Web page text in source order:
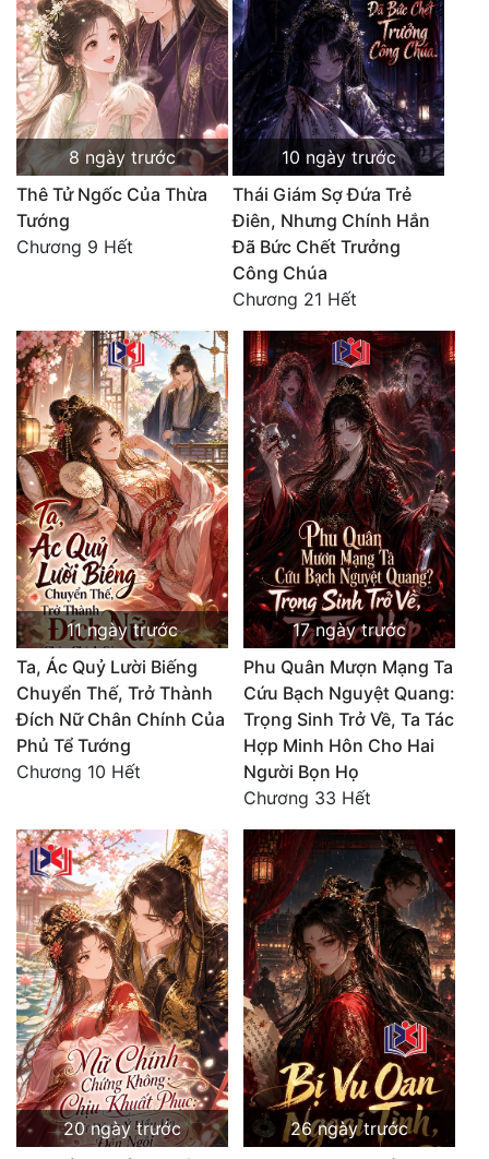
Quân Sự
Sảng Văn
Sắc
Sủng
Thanh Xuân
Tiên Hiệp
Trinh Thám
Triều Đấu
Trùng Sinh
Trọng Sinh
Tu Chân
Tu Tiên
Tội Phạm
Vô Địch
Võ Hiệp
Võng Du
Xuyên Không
Xuyên Sách
Xuyên Thư
Điền Văn
Đô Thị
Đông Phương
Đông Phương Huyền Huyễn
Đồng Nhân
8 ngày trước
Thê Tử Ngốc Của Thừa
Tướng
Chương 9 Hết
10 ngày trước
Thái Giám Sợ Đứa Trẻ
Điên, Nhưng Chính Hắn
Đã Bức Chết Trưởng
Công Chúa
Chương 21 Hết
11 ngày trước
Ta, Ác Quỷ Lười Biếng
Chuyển Thế, Trở Thành
Đích Nữ Chân Chính Của
Phủ Tể Tướng
Chương 10 Hết
17 ngày trước
Phu Quân Mượn Mạng Ta
Cứu Bạch Nguyệt Quang:
Trọng Sinh Trở Về, Ta Tác
Hợp Minh Hôn Cho Hai
Người Bọn Họ
Chương 33 Hết
20 ngày trước
26 ngày trước